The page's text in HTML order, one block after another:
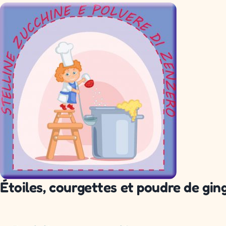
Étoiles, courgettes et poudre de